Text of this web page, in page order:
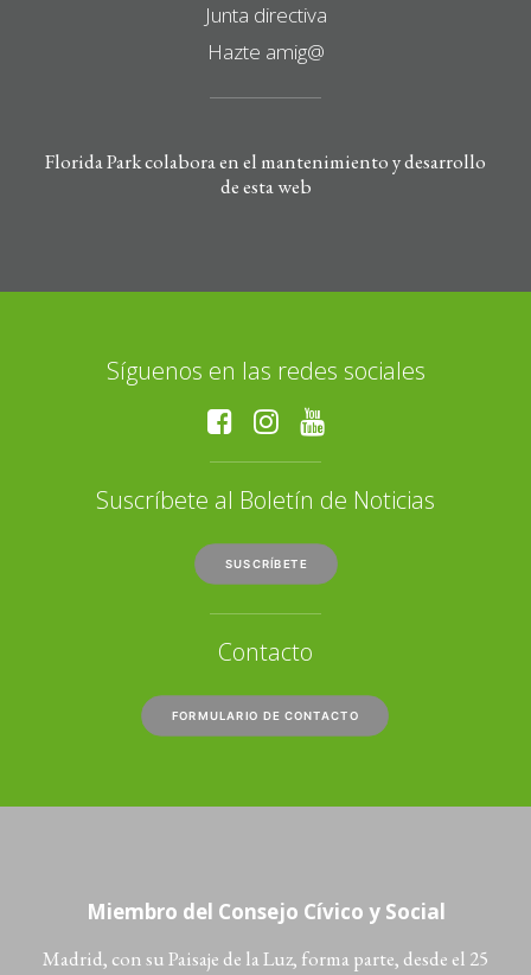
Junta directiva
Hazte amig@
Florida Park colabora en el mantenimiento y desarrollo
de esta web
Síguenos en las redes sociales
Suscríbete al Boletín de Noticias
SUSCRÍBETE
Contacto
FORMULARIO DE CONTACTO
Miembro del Consejo Cívico y Social
Madrid, con su Paisaje de la Luz, forma parte, desde el 25